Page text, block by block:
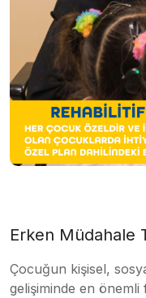
Erken Müdahale
Çocuğun kişisel,
gelişiminde en